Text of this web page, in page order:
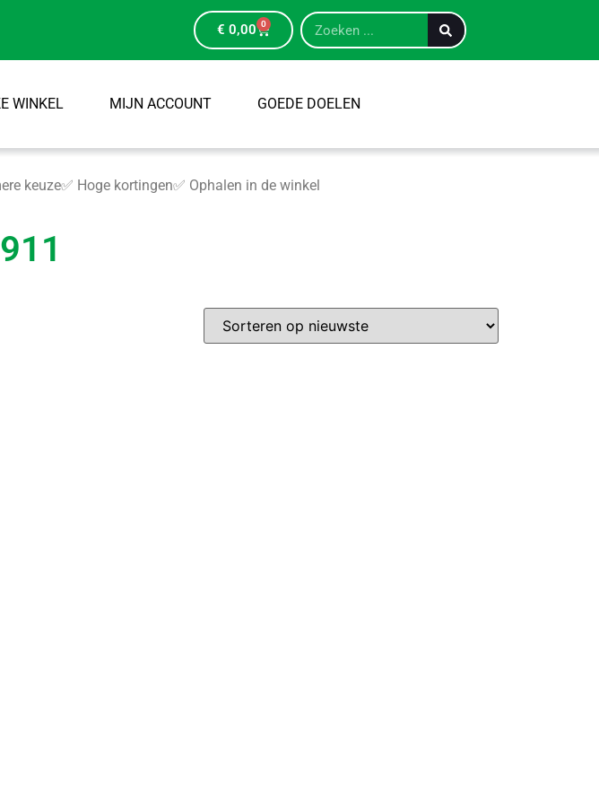
€ 0,00 0
WINKEL MIJN ACCOUNT GOEDE DOELEN
keuze✅ Hoge kortingen✅ Ophalen in de winkel